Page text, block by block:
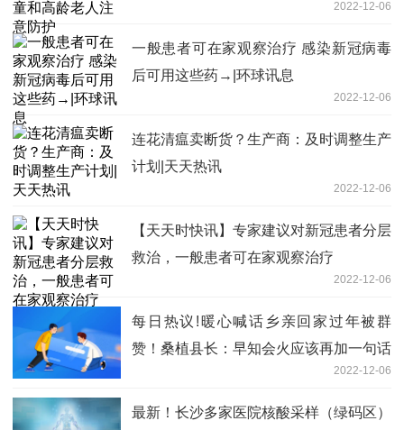
2022-12-06
一般患者可在家观察治疗 感染新冠病毒
后可用这些药→|环球讯息
2022-12-06
连花清瘟卖断货？生产商：及时调整生产
计划|天天热讯
2022-12-06
【天天时快讯】专家建议对新冠患者分层
救治，一般患者可在家观察治疗
2022-12-06
每日热议!暖心喊话乡亲回家过年被群
赞！桑植县长：早知会火应该再加一句话
2022-12-06
最新！长沙多家医院核酸采样（绿码区）